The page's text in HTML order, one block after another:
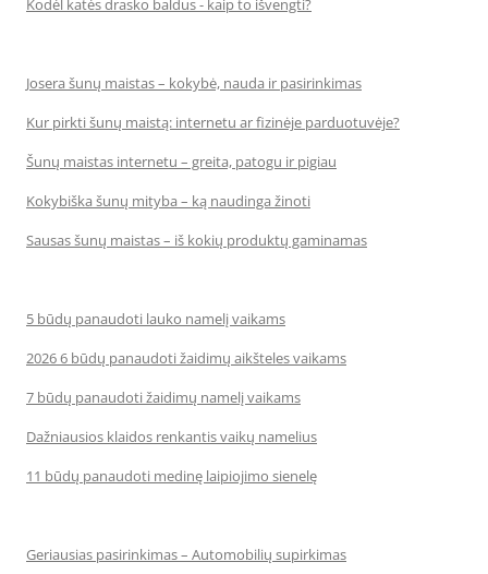
Kodėl katės drasko baldus - kaip to išvengti?
Josera šunų maistas – kokybė, nauda ir pasirinkimas
Kur pirkti šunų maistą: internetu ar fizinėje parduotuvėje?
Šunų maistas internetu – greita, patogu ir pigiau
Kokybiška šunų mityba – ką naudinga žinoti
Sausas šunų maistas – iš kokių produktų gaminamas
5 būdų panaudoti lauko namelį vaikams
2026 6 būdų panaudoti žaidimų aikšteles vaikams
7 būdų panaudoti žaidimų namelį vaikams
Dažniausios klaidos renkantis vaikų namelius
11 būdų panaudoti medinę laipiojimo sienelę
Geriausias pasirinkimas – Automobilių supirkimas